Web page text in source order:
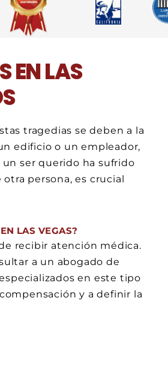
EN LAS
tragedias se deben a la
edificio o un empleador,
ser querido ha sufrido
persona, es crucial
LAS VEGAS?
recibir atención médica.
a un abogado de
en este tipo
y a definir la